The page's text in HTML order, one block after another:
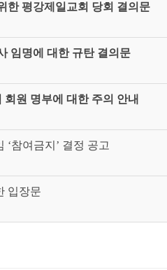
한 평강제일교회 당회 결의문
임명에 대한 규탄 결의문
원 명부에 대한 주의 안내
참여금지’ 결정 공고
입장문